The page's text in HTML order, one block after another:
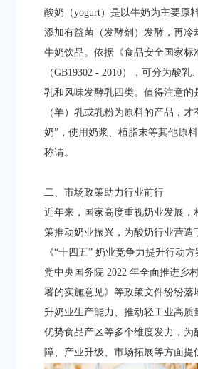
酸奶（yogurt）是以牛奶为主要原
添加有益菌（发酵剂）发酵，再冷
牛奶饮品。依据《食品安全国家标
（GB19302 - 2010），可分为酸
乳和风味发酵乳四类。值得注意的
（羊）乳或乳粉为原料的产品，才
奶”，使用奶浆、植脂末等其他原
称谓。​
二、市场政策助力行业前行​
近年来，国家高度重视奶业发展，
策推动奶业振兴，为酸奶行业营造
《“十四五” 奶业竞争力提升行动
党中央国务院 2022 年全面推进乡
署的实施意见》等政策文件纷纷落
升奶业生产能力、推动轻工业高质
优势食品产区等多个维度发力，为
障、产业升级、市场拓展等方面提